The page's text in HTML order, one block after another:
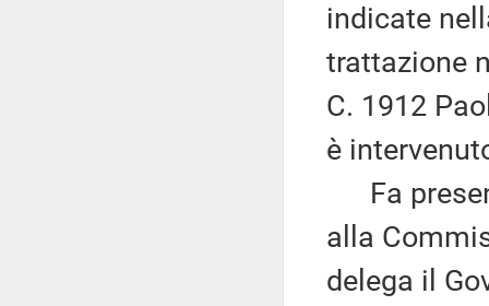
indicate
trattazione
C. 1912
è
Fa
alla
delega il